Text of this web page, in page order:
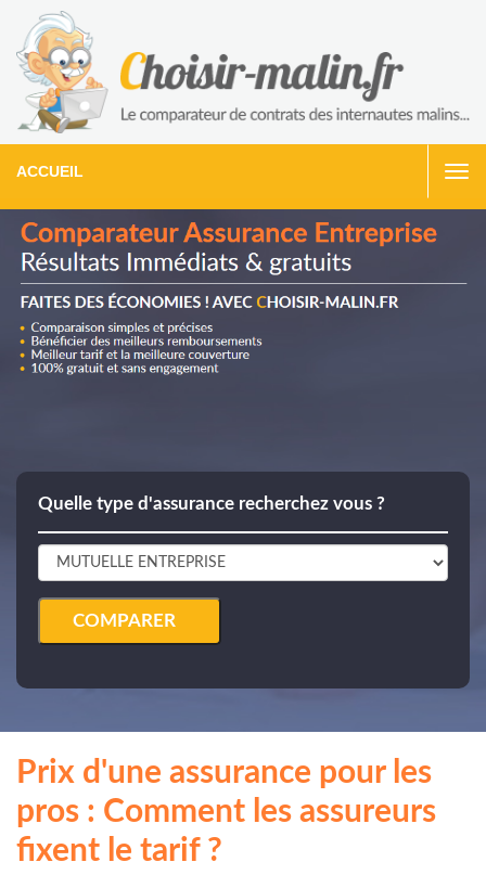
ACCUEIL
Quelle type d'assurance recherchez vous ?
COMPARER
Prix d'une assurance pour les
pros : Comment les assureurs
fixent le tarif ?